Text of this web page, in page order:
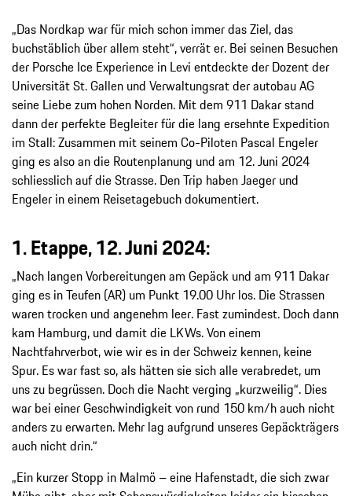
„Das Nordkap war für mich schon immer das Ziel, das
buchstäblich über allem steht“, verrät er. Bei seinen Besuchen
der Porsche Ice Experience in Levi entdeckte der Dozent der
Universität St. Gallen und Verwaltungsrat der autobau AG
seine Liebe zum hohen Norden. Mit dem 911 Dakar stand
dann der perfekte Begleiter für die lang ersehnte Expedition
im Stall: Zusammen mit seinem Co-Piloten Pascal Engeler
ging es also an die Routenplanung und am 12. Juni 2024
schliesslich auf die Strasse. Den Trip haben Jaeger und
Engeler in einem Reisetagebuch dokumentiert.
1. Etappe, 12. Juni 2024:
„Nach langen Vorbereitungen am Gepäck und am 911 Dakar
ging es in Teufen (AR) um Punkt 19.00 Uhr los. Die Strassen
waren trocken und angenehm leer. Fast zumindest. Doch dann
kam Hamburg, und damit die LKWs. Von einem
Nachtfahrverbot, wie wir es in der Schweiz kennen, keine
Spur. Es war fast so, als hätten sie sich alle verabredet, um
uns zu begrüssen. Doch die Nacht verging „kurzweilig“. Dies
war bei einer Geschwindigkeit von rund 150 km/h auch nicht
anders zu erwarten. Mehr lag aufgrund unseres Gepäckträgers
auch nicht drin.“
„Ein kurzer Stopp in Malmö – eine Hafenstadt, die sich zwar